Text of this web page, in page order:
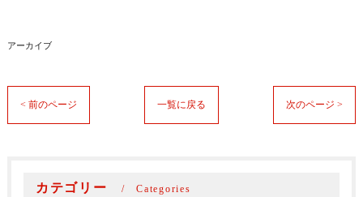
アーカイブ
< 前のページ 一覧に戻る 次のページ >
カテゴリー Categories